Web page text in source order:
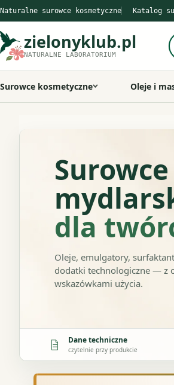
Przejdź
do
treści
Naturalne surowce kosmetyczne Katalog
zielonyklub.pl
NATURALNE LABORATORIUM
Surowce kosmetyczne Oleje i
dla
Oleje, emulgatory,
dodatki technologiczne — z
wskazówkami użycia.
Dane techniczne
czytelnie przy produkcie